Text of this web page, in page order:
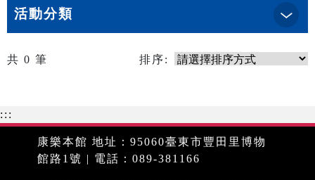
活動分類
共 0 筆 排序:
:::
康樂本館 地址：95060臺東市豐田里博物
館路1號 | 電話：089-381166